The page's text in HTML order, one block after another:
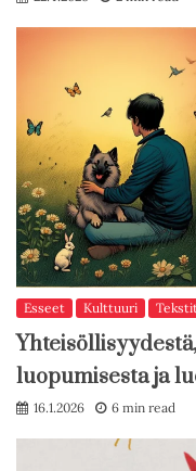
Esseet Kulttuuri
luopumisesta ja
16.1.2026 6 min read